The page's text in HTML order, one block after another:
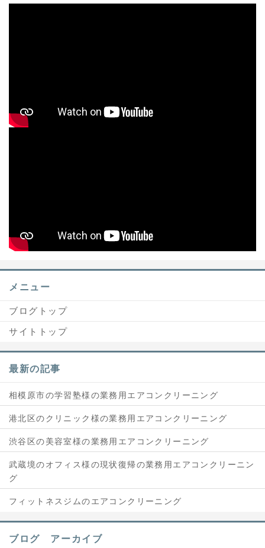
メニュー
ブログトップ
サイトトップ
最新の記事
相模原市の学習塾様の業務用エアコンクリーニング
港北区のクリニック様の業務用エアコンクリーニング
渋谷区の美容室様の業務用エアコンクリーニング
武蔵境のオフィス様の現状復帰の業務用エアコンクリーニン
グ
フィットネスジムのエアコンクリーニング
ブログ アーカイブ